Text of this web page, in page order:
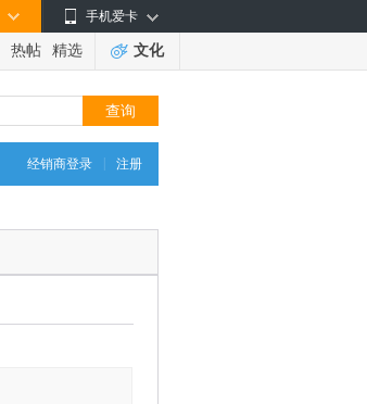
手机爱卡
热帖 精选 文化
经销商登录 注册